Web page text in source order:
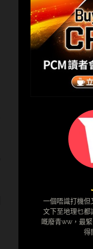
一個唔識打機但
文下至地理乜都
嘅廢青ww，最
得